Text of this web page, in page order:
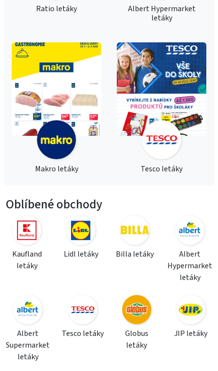
Ratio letáky
Albert Hypermarket
letáky
Makro letáky Tesco letáky
Oblíbené obchody
Kaufland
letáky
Lidl letáky Billa letáky
Albert
Hypermarket
letáky
Albert
Supermarket
letáky
Tesco letáky
Globus
letáky
JIP letáky